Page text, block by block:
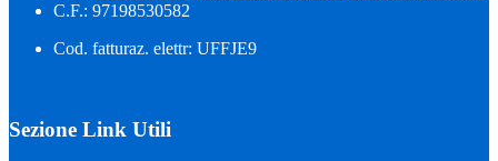
C.F.: 97198530582
Cod. fatturaz. elettr: UFFJE9
Sezione Link Utili